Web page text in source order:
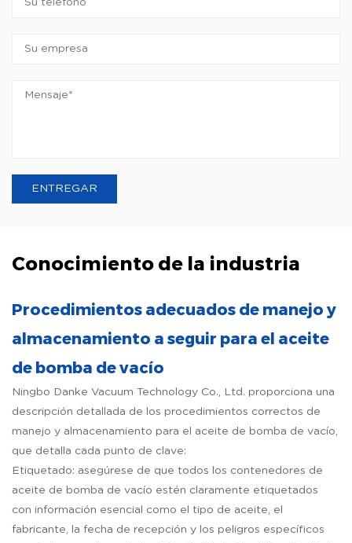
Conocimiento de la industria
Procedimientos adecuados de manejo y
almacenamiento a seguir para el aceite
de bomba de vacío
Ningbo Danke Vacuum Technology Co., Ltd. proporciona una
descripción detallada de los procedimientos correctos de
manejo y almacenamiento para el aceite de bomba de vacío,
que detalla cada punto de clave:
Etiquetado: asegúrese de que todos los contenedores de
aceite de bomba de vacío estén claramente etiquetados
con información esencial como el tipo de aceite, el
fabricante, la fecha de recepción y los peligros específicos